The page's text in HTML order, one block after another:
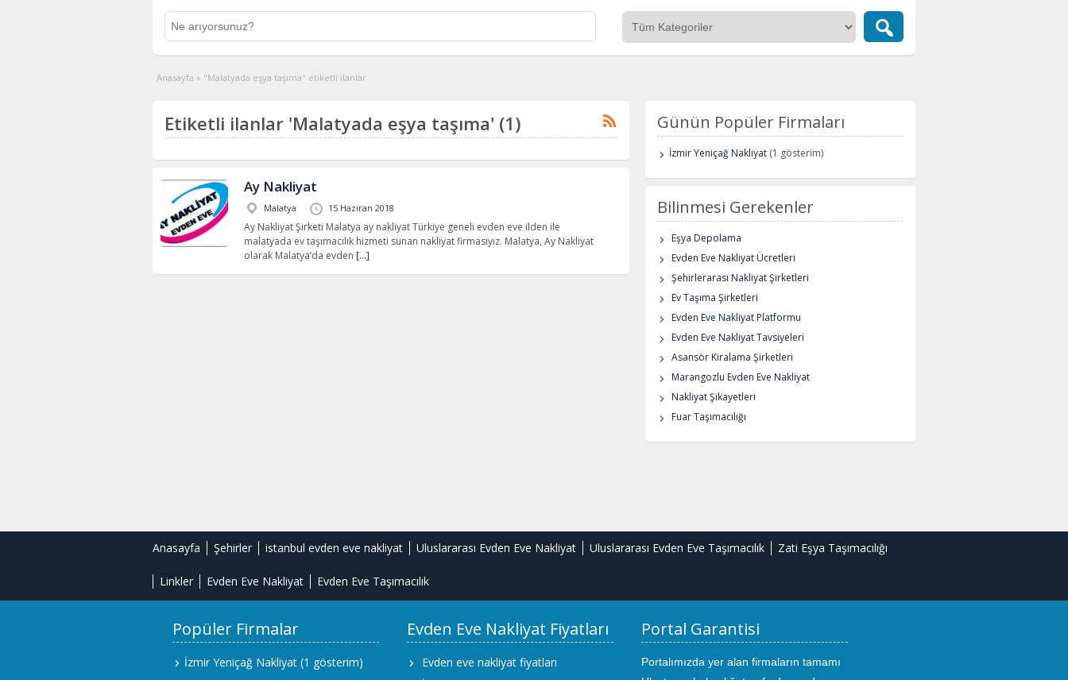
Anasayfa » "Malatyada eşya taşıma" etiketli ilanlar
Etiketli ilanlar 'Malatyada eşya taşıma' (1)
Ay Nakliyat
Malatya 15 Haziran 2018
Ay Nakliyat Şirketi Malatya ay nakliyat Türkiye geneli evden eve ilden ile
malatyada ev taşımacılık hizmeti sunan nakliyat firmasıyız. Malatya, Ay Nakliyat
olarak Malatya’da evden […]
Günün Popüler Firmaları
İzmir Yeniçağ Nakliyat (1 gösterim)
Bilinmesi Gerekenler
Eşya Depolama
Evden Eve Nakliyat Ücretleri
Şehirlerarası Nakliyat Şirketleri
Ev Taşıma Şirketleri
Evden Eve Nakliyat Platformu
Evden Eve Nakliyat Tavsiyeleri
Asansör Kiralama Şirketleri
Marangozlu Evden Eve Nakliyat
Nakliyat Şikayetleri
Fuar Taşımacılığı
Anasayfa Şehirler istanbul evden eve nakliyat Uluslararası Evden Eve Nakliyat Uluslararası Evden Eve Taşımacılık Zati Eşya Taşımacılığı
Linkler Evden Eve Nakliyat Evden Eve Taşımacılık
Popüler Firmalar
İzmir Yeniçağ Nakliyat (1 gösterim)
Evden Eve Nakliyat Fiyatları
Evden eve nakliyat fiyatları
Portal Garantisi
Portalımızda yer alan firmaların tamamı